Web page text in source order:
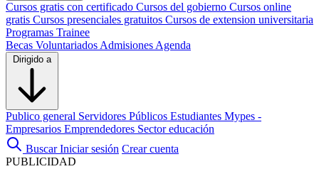
Cursos gratis con certificado Cursos del gobierno Cursos online
gratis Cursos presenciales gratuitos Cursos de extension universitaria
Programas Trainee
Becas Voluntariados Admisiones Agenda
Dirigido a
Publico general Servidores Públicos Estudiantes Mypes -
Empresarios Emprendedores Sector educación
Buscar Iniciar sesión Crear cuenta
PUBLICIDAD